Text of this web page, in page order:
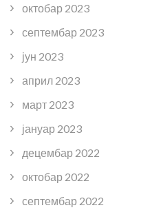
октобар 2023
септембар 2023
јун 2023
април 2023
март 2023
јануар 2023
децембар 2022
октобар 2022
септембар 2022